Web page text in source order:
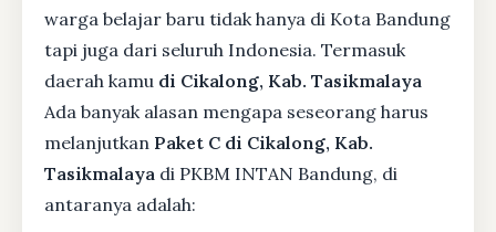
warga belajar baru tidak hanya di Kota Bandung
tapi juga dari seluruh Indonesia. Termasuk
daerah kamu di Cikalong, Kab. Tasikmalaya
Ada banyak alasan mengapa seseorang harus
melanjutkan Paket C di Cikalong, Kab.
Tasikmalaya di PKBM INTAN Bandung, di
antaranya adalah: